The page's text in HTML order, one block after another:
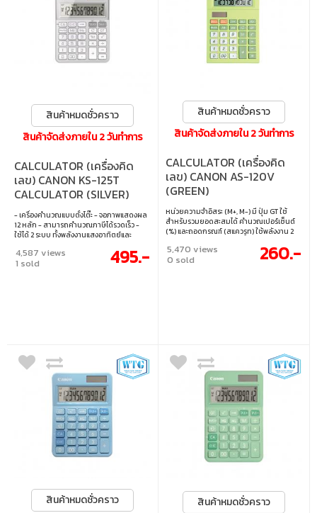
สินค้าหมดชั่วคราว
สินค้าจัดส่งภายใน 2 วันทำการ
CALCULATOR (เครื่องคิด
เลข) CANON KS-125T
CALCULATOR (SILVER)
- เครื่องคำนวณแบบตั้งโต๊ะ - จอภาพแสดงผล
12 หลัก - สามารถคำนวณภาษีได้รวดเร็ว -
ใช้ได้ 2 ระบบ ทั้งพลังงานแสงอาทิตย์และ
4,587 views
1 sold 495.-
สินค้าหมดชั่วคราว
สินค้าจัดส่งภายใน 2 วันทำการ
CALCULATOR (เครื่องคิด
เลข) CANON AS-120V
(GREEN)
หน่วยความจำอิสระ (M+, M-) มี ปุ่ม GT ใช้
สำหรับรวมยอดสะสมได้ คำนวณเปอร์เซ็นต์
(%) และถอดกรณฑ์ (สแควรูท) ใช้พลังงาน 2
5,470 views
0 sold 260.-
สินค้าหมดชั่วคราว
สินค้าหมดชั่วคราว